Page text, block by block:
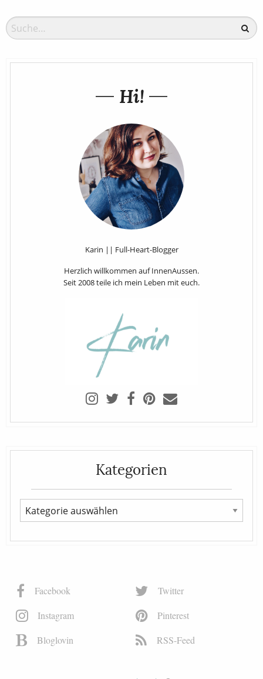
Hi!
Karin || Full-Heart-Blogger
Herzlich willkommen auf InnenAussen.
Seit 2008 teile ich mein Leben mit euch.
Kategorien
Facebook
Twitter
Instagram
Pinterest
Bloglovin
RSS-Feed